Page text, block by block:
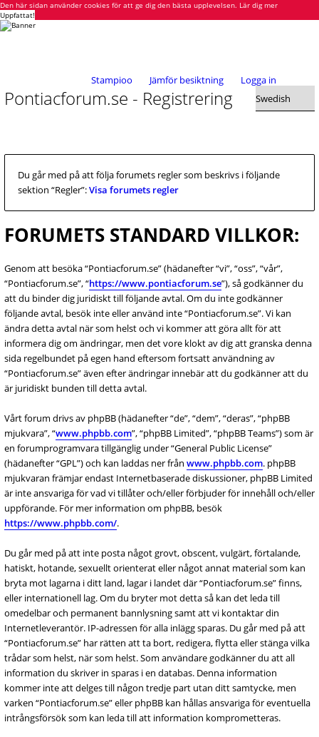
Den här sidan använder cookies för att ge dig den bästa upplevelsen. Lär dig mer
Uppfattat!
Stampioo Jämför besiktning Logga in
Pontiacforum.se - Registrering
Du går med på att följa forumets regler som beskrivs i följande
sektion “Regler”:Visa forumets regler
FORUMETS STANDARD VILLKOR:
Genom att besöka “Pontiacforum.se” (hädanefter “vi”, “oss”, “vår”,
“Pontiacforum.se”, “https://www.pontiacforum.se”), så godkänner du
att du binder dig juridiskt till följande avtal. Om du inte godkänner
följande avtal, besök inte eller använd inte “Pontiacforum.se”. Vi kan
ändra detta avtal när som helst och vi kommer att göra allt för att
informera dig om ändringar, men det vore klokt av dig att granska denna
sida regelbundet på egen hand eftersom fortsatt användning av
“Pontiacforum.se” även efter ändringar innebär att du godkänner att du
är juridiskt bunden till detta avtal.
Vårt forum drivs av phpBB (hädanefter “de”, “dem”, “deras”, “phpBB
mjukvara”, “www.phpbb.com”, “phpBB Limited”, “phpBB Teams”) som är
en forumprogramvara tillgänglig under “General Public License”
(hädanefter “GPL”) och kan laddas ner från www.phpbb.com. phpBB
mjukvaran främjar endast Internetbaserade diskussioner, phpBB Limited
är inte ansvariga för vad vi tillåter och/eller förbjuder för innehåll och/eller
uppförande. För mer information om phpBB, besök
https://www.phpbb.com/.
Du går med på att inte posta något grovt, obscent, vulgärt, förtalande,
hatiskt, hotande, sexuellt orienterat eller något annat material som kan
bryta mot lagarna i ditt land, lagar i landet där “Pontiacforum.se” finns,
eller internationell lag. Om du bryter mot detta så kan det leda till
omedelbar och permanent bannlysning samt att vi kontaktar din
Internetleverantör. IP-adressen för alla inlägg sparas. Du går med på att
“Pontiacforum.se” har rätten att ta bort, redigera, flytta eller stänga vilka
trådar som helst, när som helst. Som användare godkänner du att all
information du skriver in sparas i en databas. Denna information
kommer inte att delges till någon tredje part utan ditt samtycke, men
varken “Pontiacforum.se” eller phpBB kan hållas ansvariga för eventuella
intrångsförsök som kan leda till att information komprometteras.